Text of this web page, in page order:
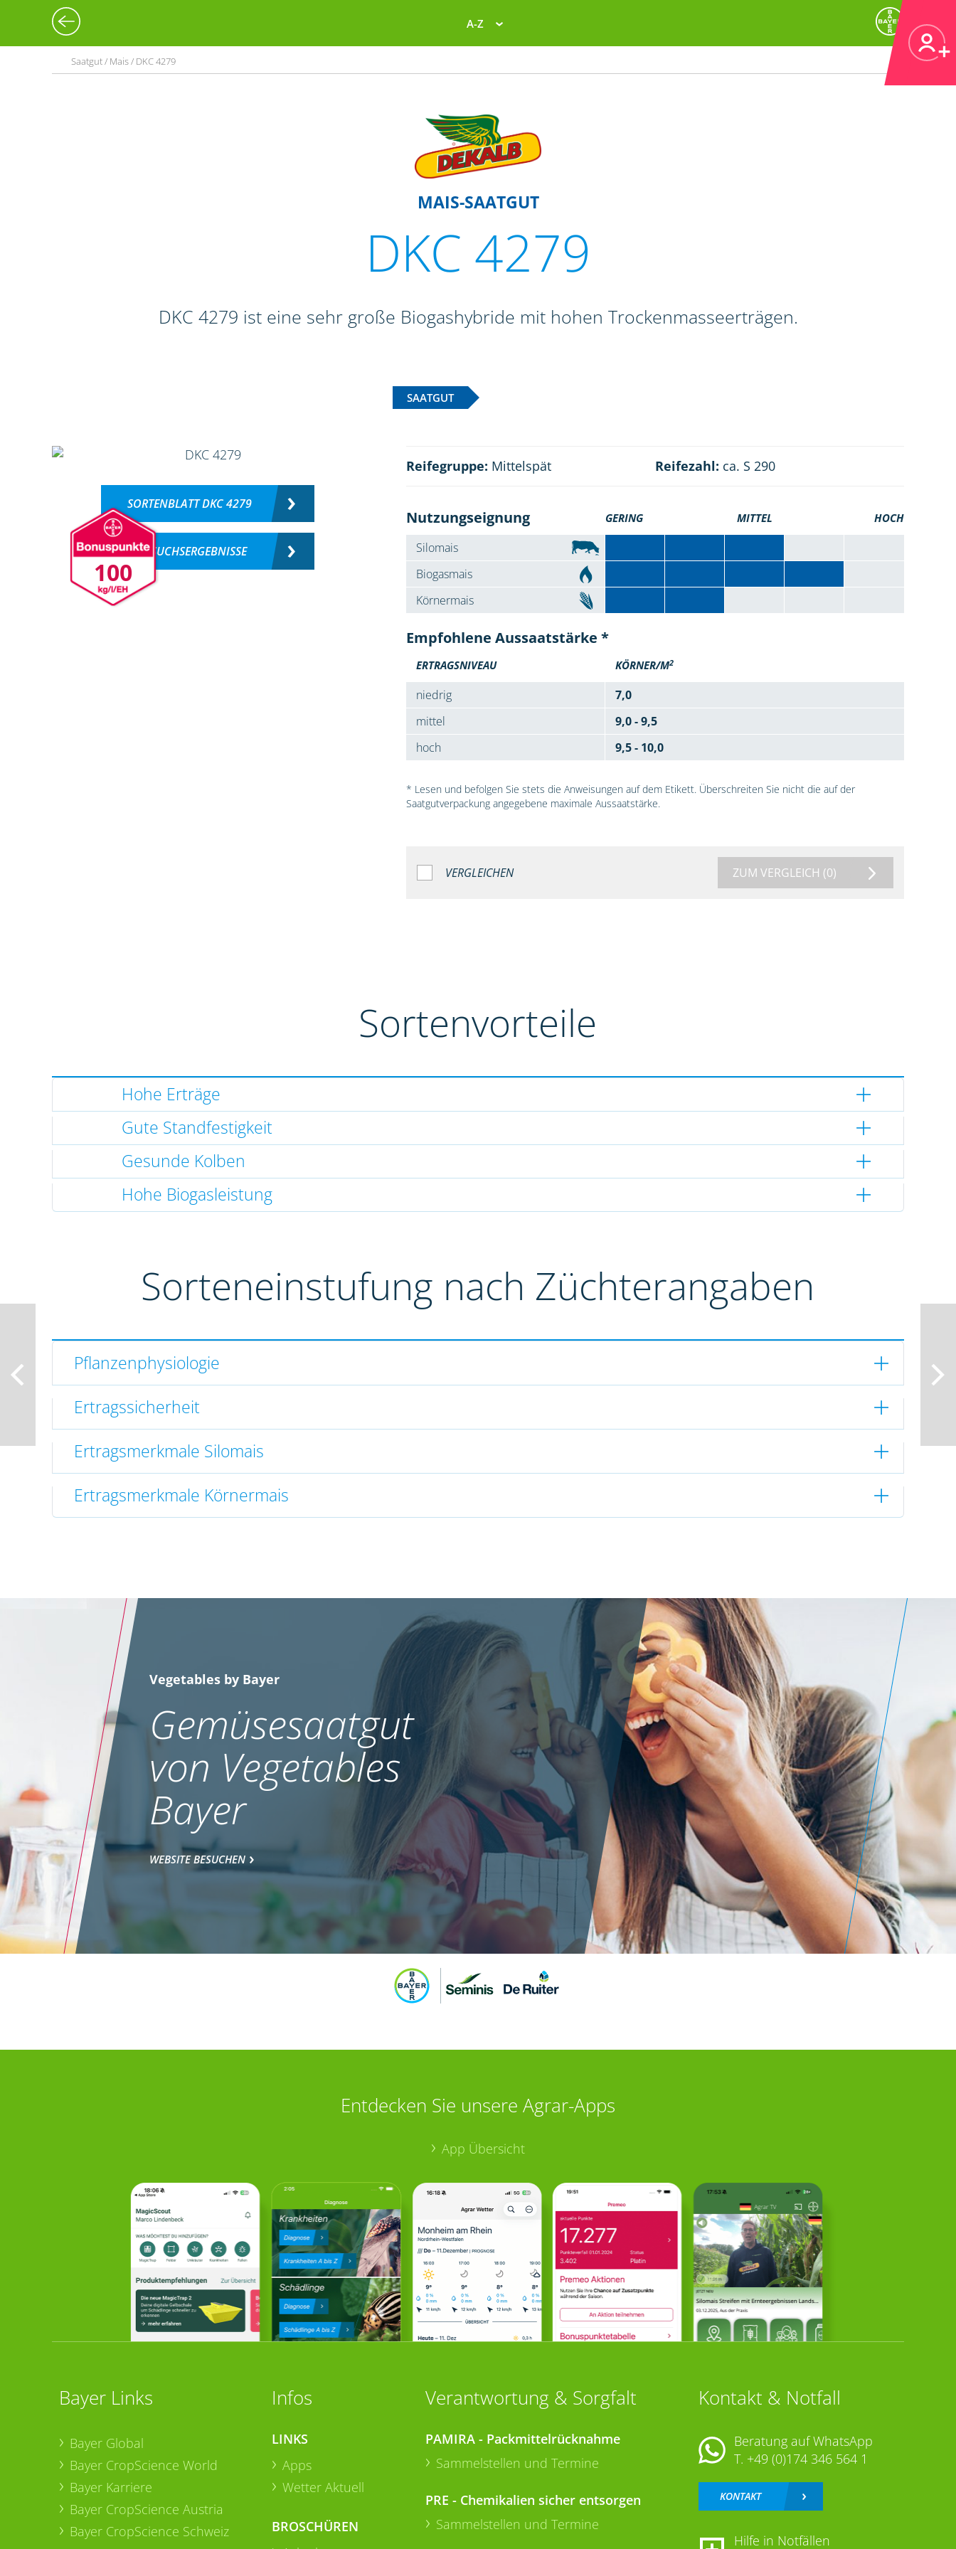
A-Z
Saatgut / Mais / DKC 4279
MAIS-SAATGUT
DKC 4279
DKC 4279 ist eine sehr große Biogashybride mit hohen Trockenmasseerträgen.
SAATGUT
100
SORTENBLATT DKC 4279
VERSUCHSERGEBNISSE
Reifegruppe: Mittelspät Reifezahl: ca. S 290
Nutzungseignung GERING MITTEL HOCH
Silomais
Biogasmais
Körnermais
Empfohlene Aussaatstärke *
ERTRAGSNIVEAU KÖRNER/M2
niedrig
7,0
mittel
9,0 - 9,5
hoch
9,5 - 10,0
* Lesen und befolgen Sie stets die Anweisungen auf dem Etikett. Überschreiten Sie nicht die auf der
Saatgutverpackung angegebene maximale Aussaatstärke.
VERGLEICHEN ZUM VERGLEICH (0)
Sortenvorteile
Hohe Erträge
Gute Standfestigkeit
Gesunde Kolben
Hohe Biogasleistung
Sorteneinstufung nach Züchterangaben
Pflanzenphysiologie
Ertragssicherheit
Ertragsmerkmale Silomais
Ertragsmerkmale Körnermais
Vegetables by Bayer
Gemüsesaatgut
von Vegetables
Bayer
WEBSITE BESUCHEN
Entdecken Sie unsere Agrar-Apps
App Übersicht
Bayer Links
Bayer Global
Bayer CropScience World
Bayer Karriere
Bayer CropScience Austria
Bayer CropScience Schweiz
Infos
LINKS
Apps
Wetter Aktuell
BROSCHÜREN
Verantwortung & Sorgfalt
PAMIRA - Packmittelrücknahme
Sammelstellen und Termine
PRE - Chemikalien sicher entsorgen
Sammelstellen und Termine
Kontakt & Notfall
Beratung auf WhatsApp
T. +49 (0)174 346 564 1
KONTAKT
Hilfe in Notfällen